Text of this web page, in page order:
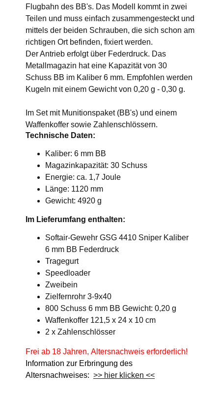
Flugbahn des BB's. Das Modell kommt in zwei
Teilen und muss einfach zusammengesteckt und
mittels der beiden Schrauben, die sich schon am
richtigen Ort befinden, fixiert werden.
Der Antrieb erfolgt über Federdruck. Das
Metallmagazin hat eine Kapazität von 30
Schuss BB im Kaliber 6 mm. Empfohlen werden
Kugeln mit einem Gewicht von 0,20 g - 0,30 g.
Im Set mit Munitionspaket (BB's) und einem
Waffenkoffer sowie Zahlenschlössern.
Technische Daten:
Kaliber: 6 mm BB
Magazinkapazität: 30 Schuss
Energie: ca. 1,7 Joule
Länge: 1120 mm
Gewicht: 4920 g
Im Lieferumfang enthalten:
Softair-Gewehr GSG 4410 Sniper Kaliber
6 mm BB Federdruck
Tragegurt
Speedloader
Zweibein
Zielfernrohr 3-9x40
800 Schuss 6 mm BB Gewicht: 0,20 g
Waffenkoffer 121,5 x 24 x 10 cm
2 x Zahlenschlösser
Frei ab 18 Jahren, Altersnachweis erforderlich!
Information zur Erbringung des
Altersnachweises: >> hier klicken <<